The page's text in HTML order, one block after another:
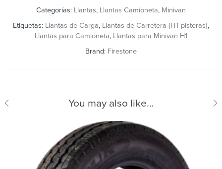
Categorías: Llantas, Llantas Camioneta, Minivan
Etiquetas: Llantas de Carga, Llantas de Carretera (HT-pisteras),
Llantas para Camioneta, Llantas para Minivan H1
Brand: Firestone
You may also like…